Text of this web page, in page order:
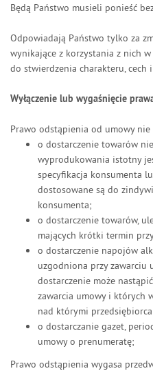
Będą Państwo musieli ponieść
Odpowiadają Państwo tylko za
wynikające z korzystania z nich
do stwierdzenia charakteru,
Wyłączenie lub wygaśnięcie
Prawo odstąpienia od umowy
o dostarczenie towarów
wyprodukowania istotny
specyfikacja konsumenta
dostosowane są do
konsumenta;
o dostarczenie towarów,
mających krótki termin
o dostarczenie napojów
uzgodniona przy zawarciu
dostarczenie może
zawarcia umowy i których
nad którymi
o dostarczanie gazet,
umowyo prenumeratę;
Prawo odstąpienia wygasa